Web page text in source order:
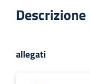
Descrizione
allegati